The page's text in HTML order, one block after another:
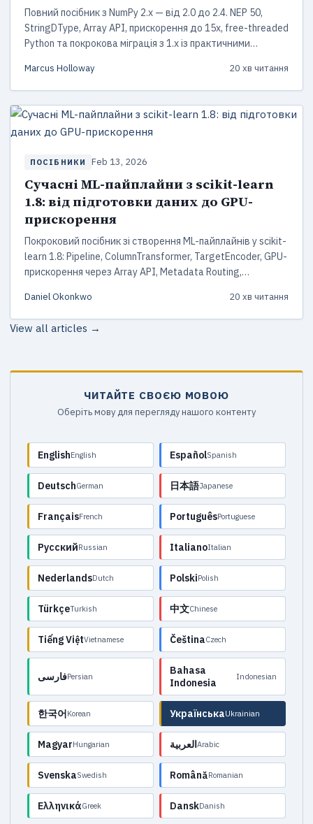
Повний посібник з NumPy 2.x — від 2.0 до 2.4. NEP 50,
StringDType, Array API, прискорення до 15x, free-threaded
Python та покрокова міграція з 1.x із практичними
Marcus Holloway 20 хв читання
ПОСІБНИКИ Feb 13, 2026
Сучасні ML-пайплайни з scikit-learn
1.8: від підготовки даних до GPU-
прискорення
Покроковий посібник зі створення ML-пайплайнів у scikit-
learn 1.8: Pipeline, ColumnTransformer, TargetEncoder, GPU-
прискорення через Array API, Metadata Routing,
Daniel Okonkwo 20 хв читання
View all articles →
ЧИТАЙТЕ СВОЄЮ МОВОЮ
Оберіть мову для перегляду нашого контенту
EnglishEnglish EspañolSpanish
DeutschGerman 日本語Japanese
FrançaisFrench PortuguêsPortuguese
РусскийRussian ItalianoItalian
NederlandsDutch PolskiPolish
TürkçeTurkish 中文Chinese
Tiếng ViệtVietnamese ČeštinaCzech
فارسیPersian
Bahasa
Indonesia
Indonesian
한국어Korean УкраїнськаUkrainian
MagyarHungarian العربيةArabic
SvenskaSwedish RomânăRomanian
ΕλληνικάGreek DanskDanish